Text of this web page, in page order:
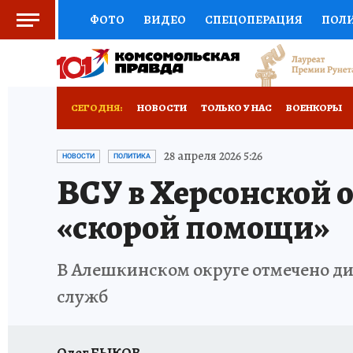
ФОТО ВИДЕО СПЕЦОПЕРАЦИЯ
СОЦПОДДЕРЖКА НАУКА СПОРТ
РЕКЛАМА
СЕГОДНЯ: НОВОСТИ ТОЛЬКО У НАС ВОЕНКОРЫ
РАЗРУШЕНИЕ КАХОВСКОЙ ГЭС
НОВОСТИ ПОЛИТИКА 28 апреля 2026 5:26
ВСУ в Херсонской
«скорой помощи»
В Алешкинском округе отмечено
служб